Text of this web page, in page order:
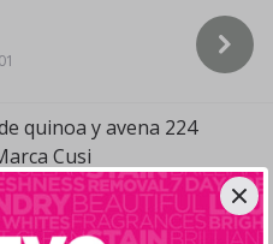
quinoa y avena 224
Cusi